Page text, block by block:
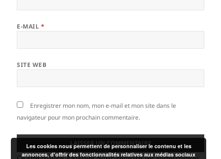
E-MAIL *
SITE WEB
Enregistrer mon nom, mon e-mail et mon site dans le
navigateur pour mon prochain commentaire.
Les cookies nous permettent de personnaliser le contenu et les
annonces, d'offrir des fonctionnalités relatives aux médias sociaux